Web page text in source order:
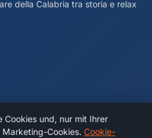
und, nur mit Ihrer
Cookies. Cookie-
della Calabria tra storia e relax